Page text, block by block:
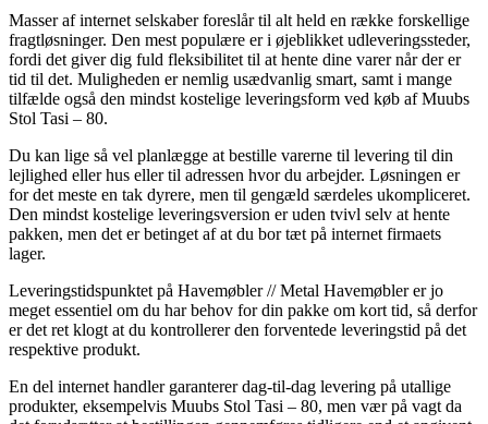
Masser af internet selskaber foreslår til alt held en række forskellige
fragtløsninger. Den mest populære er i øjeblikket udleveringssteder,
fordi det giver dig fuld fleksibilitet til at hente dine varer når der er
tid til det. Muligheden er nemlig usædvanlig smart, samt i mange
tilfælde også den mindst kostelige leveringsform ved køb af Muubs
Stol Tasi – 80.
Du kan lige så vel planlægge at bestille varerne til levering til din
lejlighed eller hus eller til adressen hvor du arbejder. Løsningen er
for det meste en tak dyrere, men til gengæld særdeles ukompliceret.
Den mindst kostelige leveringsversion er uden tvivl selv at hente
pakken, men det er betinget af at du bor tæt på internet firmaets
lager.
Leveringstidspunktet på Havemøbler // Metal Havemøbler er jo
meget essentiel om du har behov for din pakke om kort tid, så derfor
er det ret klogt at du kontrollerer den forventede leveringstid på det
respektive produkt.
En del internet handler garanterer dag-til-dag levering på utallige
produkter, eksempelvis Muubs Stol Tasi – 80, men vær på vagt da